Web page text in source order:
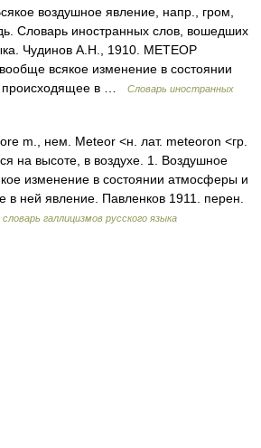
воздушное явление, напр., гром,
Словарь иностранных слов, вошедших
Чудинов А.Н., 1910. МЕТЕОР
всякое изменение в состоянии
происходящее в …
Словарь иностранных
m., нем. Meteor <н. лат. meteoron <гр.
на высоте, в воздухе. 1. Воздушное
изменение в состоянии атмосферы и
в ней явление. Павленков 1911. перен.
галлицизмов русского языка